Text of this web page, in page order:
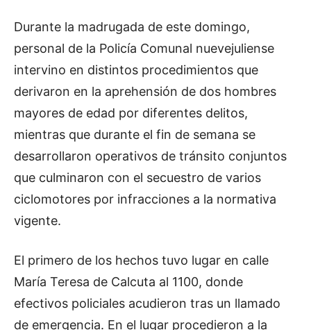
Durante la madrugada de este domingo,
personal de la Policía Comunal nuevejuliense
intervino en distintos procedimientos que
derivaron en la aprehensión de dos hombres
mayores de edad por diferentes delitos,
mientras que durante el fin de semana se
desarrollaron operativos de tránsito conjuntos
que culminaron con el secuestro de varios
ciclomotores por infracciones a la normativa
vigente.
El primero de los hechos tuvo lugar en calle
María Teresa de Calcuta al 1100, donde
efectivos policiales acudieron tras un llamado
de emergencia. En el lugar procedieron a la